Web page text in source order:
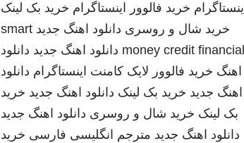
اینستاگرام خرید فالوور اینستاگرام خرید بک لینک
خرید شال و روسری دانلود اهنگ جدید smart
money credit financial دانلود اهنگ جدید دانلود
اهنگ خرید فالوور لایک کامنت اینستاگرام دانلود
اهنگ جدید خرید بک لینک دانلود اهنگ جدید خرید
بک لینک خرید شال و روسری دانلود اهنگ جدید
دانلود اهنگ جدید مترجم انگلیسی فارسی خرید